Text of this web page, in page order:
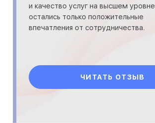
и качество услуг на высшем уровне,
остались только положительные
впечатления от сотрудничества.
ЧИТАТЬ ОТЗЫВ